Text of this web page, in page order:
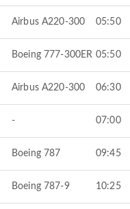
Airbus A220-300 05:50
Boeing 777-300ER 05:50
Airbus A220-300 06:30
- 07:00
Boeing 787 09:45
Boeing 787-9 10:25